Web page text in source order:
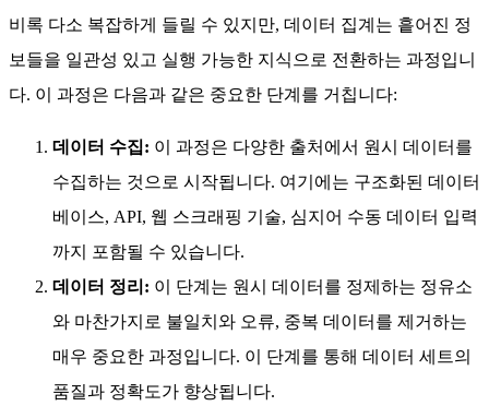
비록 다소 복잡하게 들릴 수 있지만, 데이터 집계는 흩어진 정
보들을 일관성 있고 실행 가능한 지식으로 전환하는 과정입니
다. 이 과정은 다음과 같은 중요한 단계를 거칩니다:
데이터 수집: 이 과정은 다양한 출처에서 원시 데이터를
수집하는 것으로 시작됩니다. 여기에는 구조화된 데이터
베이스, API, 웹 스크래핑 기술, 심지어 수동 데이터 입력
까지 포함될 수 있습니다.
데이터 정리: 이 단계는 원시 데이터를 정제하는 정유소
와 마찬가지로 불일치와 오류, 중복 데이터를 제거하는
매우 중요한 과정입니다. 이 단계를 통해 데이터 세트의
품질과 정확도가 향상됩니다.